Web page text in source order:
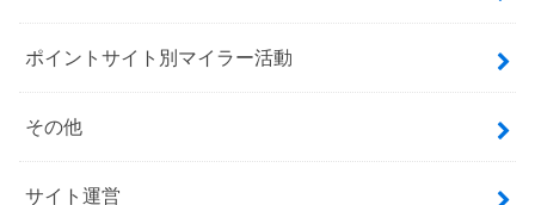
ポイントサイト別マイラー活動
その他
サイト運営